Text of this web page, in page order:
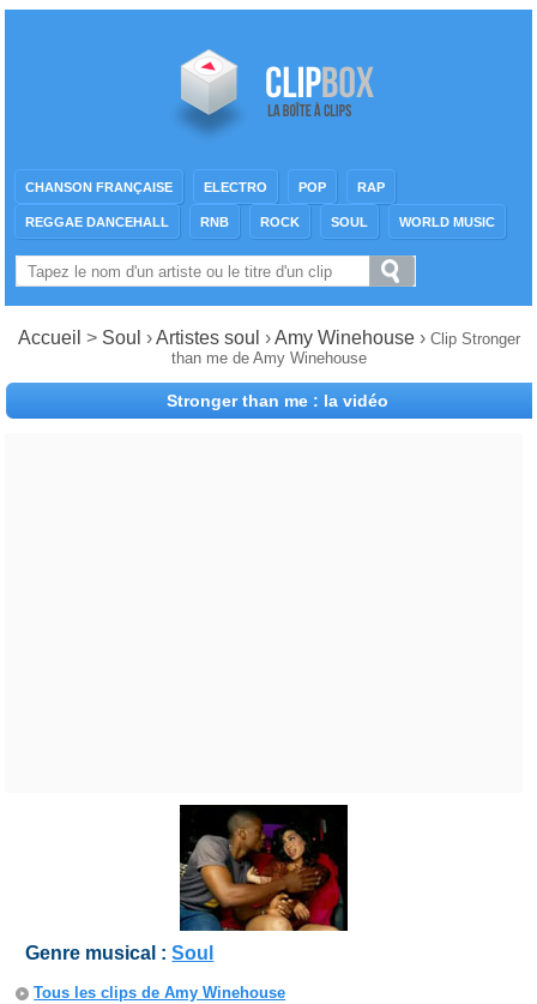
CHANSON FRANÇAISE ELECTRO POP RAP
REGGAE DANCEHALL RNB ROCK SOUL WORLD MUSIC
Accueil > Soul ›Artistes soul ›Amy Winehouse › Clip Stronger
than me de Amy Winehouse
Stronger than me : la vidéo
Genre musical :Soul
Tous les clips de Amy Winehouse